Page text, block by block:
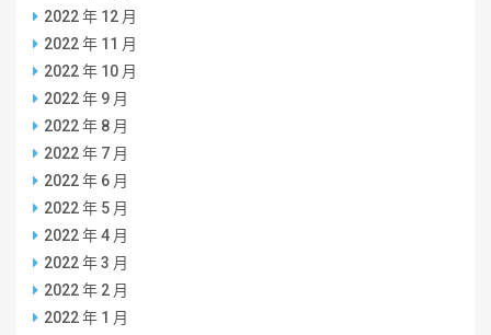
2022 年 12 月
2022 年 11 月
2022 年 10 月
2022 年 9 月
2022 年 8 月
2022 年 7 月
2022 年 6 月
2022 年 5 月
2022 年 4 月
2022 年 3 月
2022 年 2 月
2022 年 1 月